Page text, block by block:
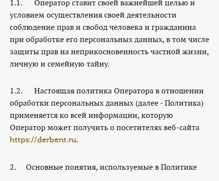
1.1. Оператор ставит своей важнейшей целью и
условием осуществления своей деятельности
соблюдение прав и свобод человека и гражданина
при обработке его персональных данных, в том числе
защиты прав на неприкосновенность частной жизни,
личную и семейную тайну.
1.2. Настоящая политика Оператора в отношении
обработки персональных данных (далее - Политика)
применяется ко всей информации, которую
Оператор может получить о посетителях веб-сайта
https://derbent.ru.
2. Основные понятия, используемые в Политике